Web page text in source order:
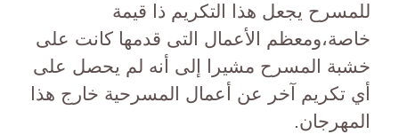
للمسرح يجعل هذا التكريم ذا قيمة
خاصة،ومعظم الأعمال التى قدمها كانت على
خشبة المسرح مشيرا إلى أنه لم يحصل على
أي تكريم آخر عن أعمال المسرحية خارج هذا
المهرجان.